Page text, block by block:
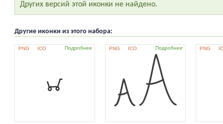
Других версий этой иконки не найдено.
Другие иконки из этого набора:
PNG ICO Подробнее PNG ICO Подробнее PNG